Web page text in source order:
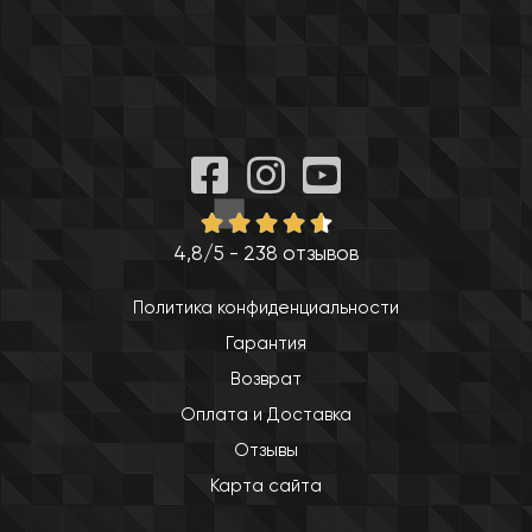
4,8/5 - 238 отзывов
Политика конфиденциальности
Гарантия
Возврат
Оплата и Доставка
Отзывы
Карта сайта